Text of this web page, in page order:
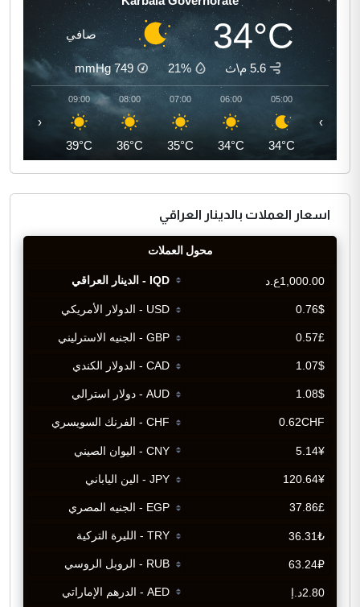
34°C صافي
5.6 م\ث 21%
749
mmHg
05:00
34°C
06:00
34°C
07:00
35°C
08:00
36°C
09:00
39°C
‹ ›
اسعار العملات بالدينار العراقي